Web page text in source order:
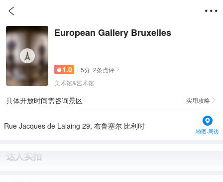
 
European Gallery Bruxelles
 1.0 5分 2条点评 
美术馆&艺术馆
具体开放时间需咨询景区 实用攻略 
Rue Jacques de Lalaing 29, 布鲁塞尔 比利时
地图·周边
达人实拍